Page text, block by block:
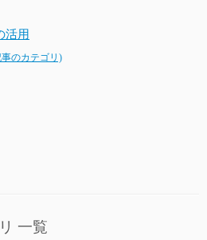
活用
のカテゴリ)
一覧